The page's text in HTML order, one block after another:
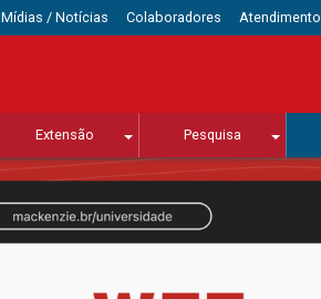
Mídias / Notícias Colaboradores Atendimento
Extensão Pesquisa